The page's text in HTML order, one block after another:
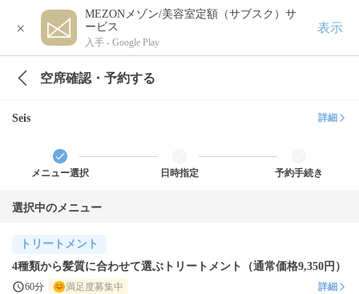
×
MEZONメゾン/美容室定額（サブスク）サ
ービス
入手 - Google Play
表示
空席確認・予約する
Seis 詳細
メニュー選択 日時指定 予約手続き
選択中のメニュー
トリートメント
4種類から髪質に合わせて選ぶトリートメント（通常価格9,350円）
60分 満足度募集中 詳細